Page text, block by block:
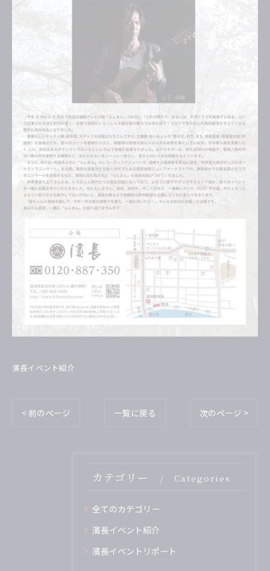
濱長イベント紹介
< 前のページ 一覧に戻る 次のページ >
カテゴリー Categories
全てのカテゴリー
濱長イベント紹介
濱長イベントリポート